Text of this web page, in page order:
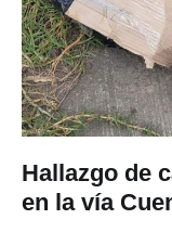
Hallazgo de
en la vía